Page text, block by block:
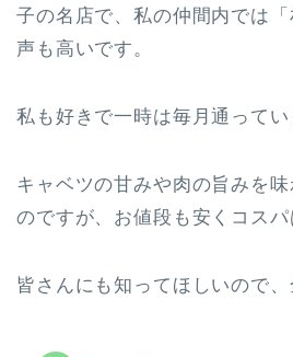
子の名店で、私の仲間内では
声も高いです。
私も好きで一時は毎月通ってい
キャベツの甘みや肉の旨みを
のですが、お値段も安くコスパ
皆さんにも知ってほしいので、